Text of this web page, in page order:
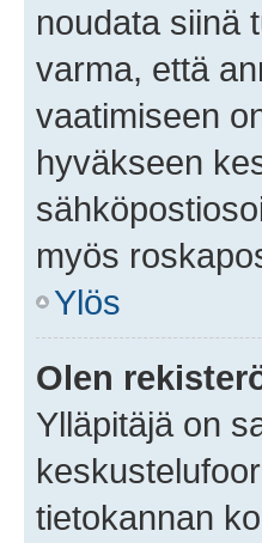
noudata siinä
varma, että
vaatimiseen
hyväkseen
myös
Ylös
Olen
Ylläpitäjä on
tietokannan